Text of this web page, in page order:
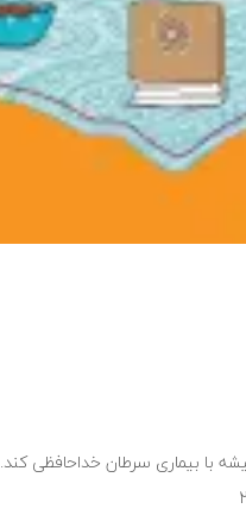
با بیماری سرطان خداحافظی کند.